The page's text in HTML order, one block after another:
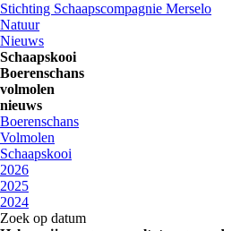
Stichting Schaapscompagnie Merselo
Natuur
Nieuws
Schaapskooi
Boerenschans
volmolen
nieuws
Boerenschans
Volmolen
Schaapskooi
2026
2025
2024
Zoek op datum